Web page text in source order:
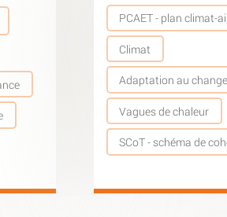
PCAET - plan climat-
Climat
Adaptation au
Vagues de chaleur
SCoT - schéma de